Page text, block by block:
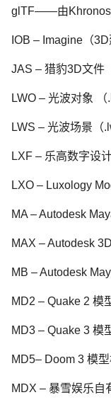
glTF——由Khronos
IOB – Imagine（
JAS – 猎豹3D文件
LWO – 光波对象 （
LWS – 光波场景（
LXF – 乐高数字设
LXO – Luxology
MA – Autodesk
MAX – Autodesk
MB – Autodesk
MD2 – Quake 2 模
MD3 – Quake 3 模
MD5– Doom 3 模型
MDX – 暴雪娱乐自